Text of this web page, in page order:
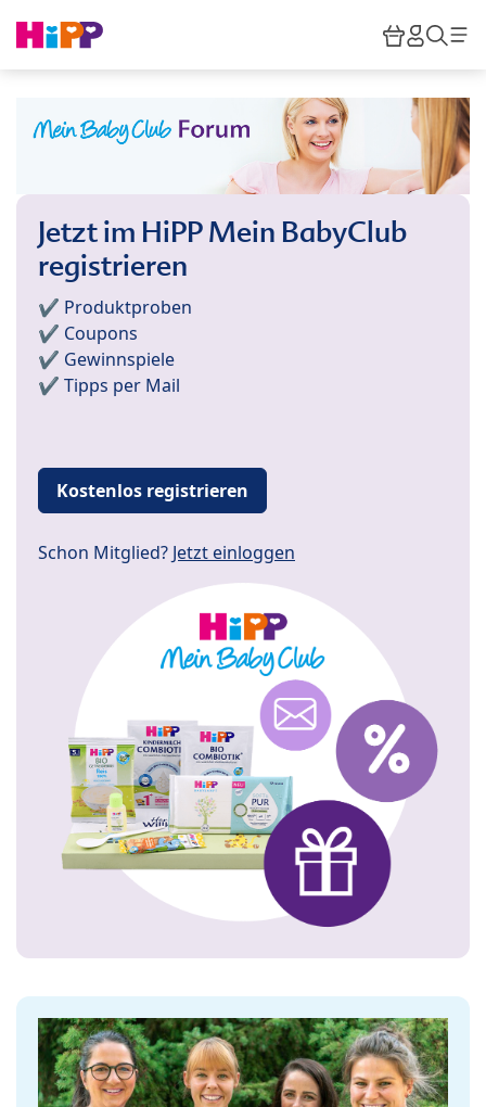
HiPP
Jetzt im HiPP Mein BabyClub
registrieren
✔️ Produktproben
✔️ Coupons
✔️ Gewinnspiele
✔️ Tipps per Mail
Kostenlos registrieren
Schon Mitglied? Jetzt einloggen